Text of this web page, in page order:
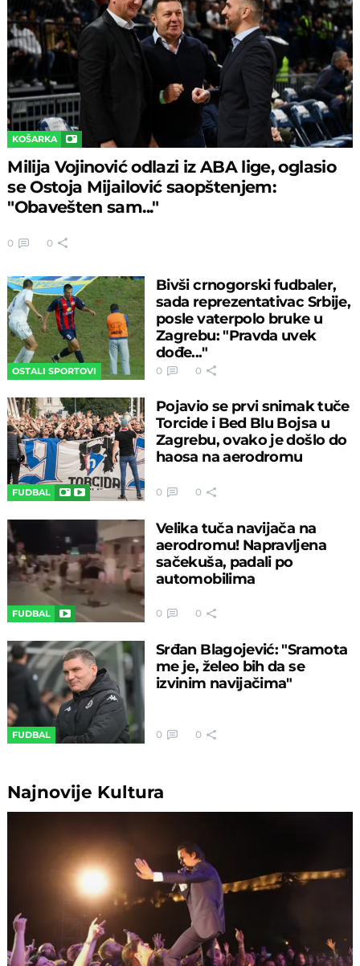
KOŠARKA
Milija Vojinović odlazi iz ABA lige, oglasio
se Ostoja Mijailović saopštenjem:
"Obavešten sam..."
0 0
OSTALI SPORTOVI
Bivši crnogorski fudbaler,
sada reprezentativac Srbije,
posle vaterpolo bruke u
Zagrebu: "Pravda uvek
dođe..."
0 0
FUDBAL
Pojavio se prvi snimak tuče
Torcide i Bed Blu Bojsa u
Zagrebu, ovako je došlo do
haosa na aerodromu
0 0
FUDBAL
Velika tuča navijača na
aerodromu! Napravljena
sačekuša, padali po
automobilima
0 0
FUDBAL
Srđan Blagojević: "Sramota
me je, želeo bih da se
izvinim navijačima"
0 0
Najnovije Kultura